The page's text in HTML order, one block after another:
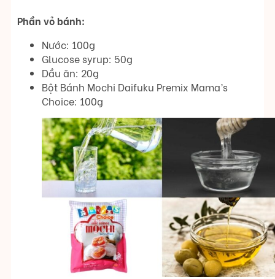
Phần vỏ bánh:
Nước: 100g
Glucose syrup: 50g
Dầu ăn: 20g
Bột Bánh Mochi Daifuku Premix Mama’s
Choice: 100g